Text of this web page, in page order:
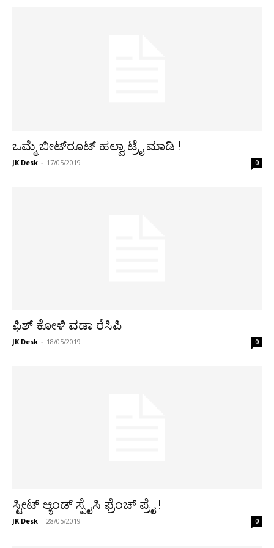
ಒಮ್ಮೆ ಬೀಟ್‍ರೂಟ್ ಹಲ್ವಾ ಟ್ರೈ ಮಾಡಿ !
JK Desk - 17/05/2019 0
ಫಿಶ್ ಕೋಳಿ ವಡಾ ರೆಸಿಪಿ
JK Desk - 18/05/2019 0
ಸ್ಟೀಟ್ ಆ್ಯಂಡ್ ಸ್ಪೈಸಿ ಫ್ರೆಂಚ್ ಪ್ರೈ !
JK Desk - 28/05/2019 0